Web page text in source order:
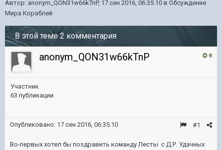
Автор: anonym_QON31w66kTnP, 17 сен 2016, 06:35:10 в Обсуждение
Мира Кораблей
В этой теме 2 комментария
8
anonym_QON31w66kTnP
Участник
63 публикации
#1
Опубликовано: 17 сен 2016, 06:35:10
Во-первых хотел бы поздравить команду Лесты с Д.Р. Удачных